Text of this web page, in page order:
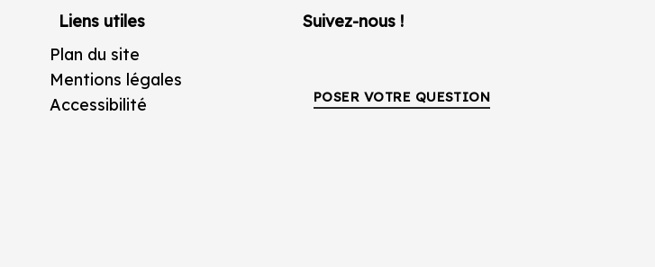
Liens utiles
Plan du site
Mentions légales
Accessibilité
Suivez-nous !
POSER VOTRE QUESTION